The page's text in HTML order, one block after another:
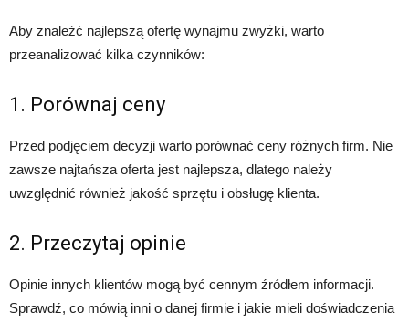
Aby znaleźć najlepszą ofertę wynajmu zwyżki, warto
przeanalizować kilka czynników:
1. Porównaj ceny
Przed podjęciem decyzji warto porównać ceny różnych firm. Nie
zawsze najtańsza oferta jest najlepsza, dlatego należy
uwzględnić również jakość sprzętu i obsługę klienta.
2. Przeczytaj opinie
Opinie innych klientów mogą być cennym źródłem informacji.
Sprawdź, co mówią inni o danej firmie i jakie mieli doświadczenia